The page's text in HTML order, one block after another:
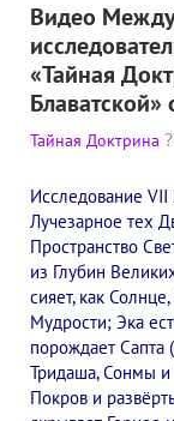
Видео
«Тайная
Блаватской»
Тайная Доктрина
Исследование
Лучезарное тех
Пространство
из Глубин
сияет, как
Мудрости; Эка
порождает Сапта
Тридаша, Сонмы
Покров и